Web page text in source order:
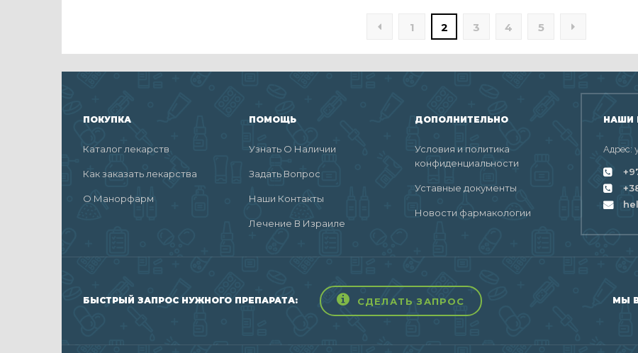
1 2 3 4 5
ПОКУПКА
Каталог лекарств
Как заказать лекарства
О Манорфарм
ПОМОЩЬ
Узнать О Наличии
Задать Вопрос
Наши Контакты
Лечение В Израиле
ДОПОЛНИТЕЛЬНО
Условия и политика
конфиденциальности
Уставные документы
Новости фармакологии
НАШИ
Адрес:
БЫСТРЫЙ ЗАПРОС НУЖНОГО ПРЕПАРАТА: СДЕЛАТЬ ЗАПРОС МЫ